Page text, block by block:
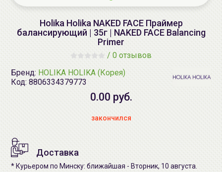
Holika Holika NAKED FACE Праймер
балансирующий | 35г | NAKED FACE Balancing
Primer
/ 0 отзывов
Бренд: HOLIKA HOLIKA (Корея)
Код: 8806334379773
0.00 руб.
закончился
Доставка
* Курьером по Минску: ближайшая - Вторник, 10 августа.